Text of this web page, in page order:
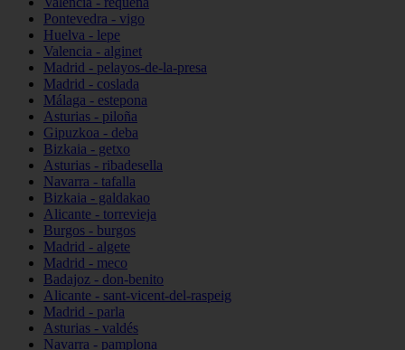
Pontevedra - vigo
Huelva - lepe
Valencia - alginet
Madrid - pelayos-de-la-presa
Madrid - coslada
Málaga - estepona
Asturias - piloña
Gipuzkoa - deba
Bizkaia - getxo
Asturias - ribadesella
Navarra - tafalla
Bizkaia - galdakao
Alicante - torrevieja
Burgos - burgos
Madrid - algete
Madrid - meco
Badajoz - don-benito
Alicante - sant-vicent-del-raspeig
Madrid - parla
Asturias - valdés
Navarra - pamplona